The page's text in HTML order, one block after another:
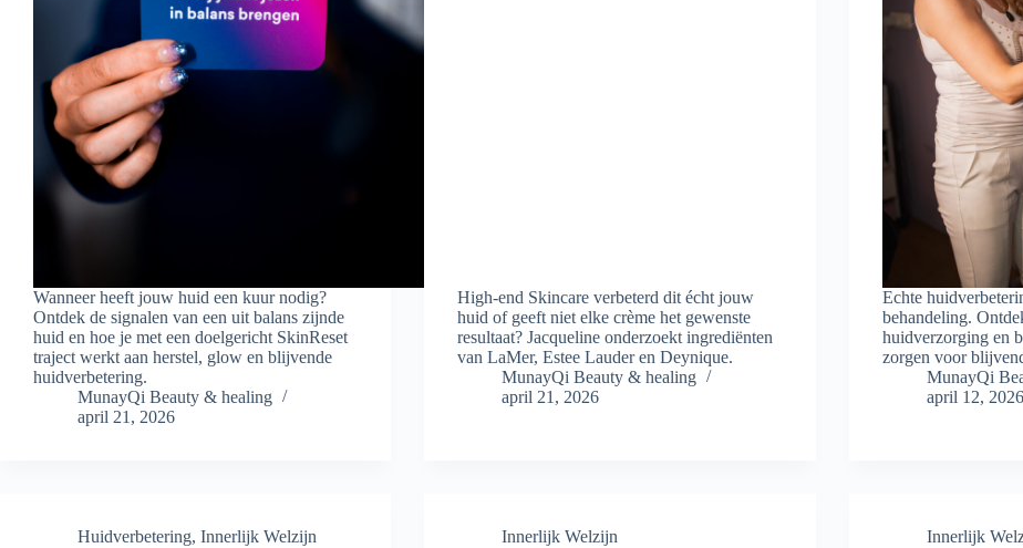
Wanneer heeft jouw huid een kuur nodig?
Ontdek de signalen van een uit balans zijnde
huid en hoe je met een doelgericht SkinReset
traject werkt aan herstel, glow en blijvende
huidverbetering.
MunayQi Beauty & healing
april 21, 2026
High-end Skincare verbeterd dit écht jouw
huid of geeft niet elke crème het gewenste
resultaat? Jacqueline onderzoekt ingrediënten
van LaMer, Estee Lauder en Deynique.
MunayQi Beauty & healing
april 21, 2026
Echte
behandeling.
huidverzorging en
zorgen voor
MunayQi
april 12, 2026
Huidverbetering, Innerlijk Welzijn Innerlijk Welzijn Innerlijk